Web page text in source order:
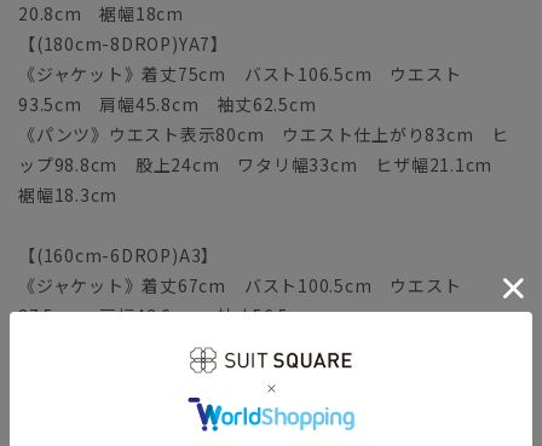
20.8cm 裾幅18cm
【(180cm-8DROP)YA7】
《ジャケット》着丈75cm バスト106.5cm ウエスト
93.5cm 肩幅45.8cm 袖丈62.5cm
《パンツ》ウエスト表示80cm ウエスト仕上がり83cm ヒ
ップ98.8cm 股上24cm ワタリ幅33cm ヒザ幅21.1cm
裾幅18.3cm
【(160cm-6DROP)A3】
《ジャケット》着丈67cm バスト100.5cm ウエスト
87.5cm 肩幅43.6cm 袖丈56.5cm
《パンツ》ウエスト表示76cm ウエスト仕上がり79cm ヒ
ップ94.8cm 股上22.5cm ワタリ幅31.7cm ヒザ幅
20.9cm 裾幅18.1cm
【(165cm-6DROP)A4】